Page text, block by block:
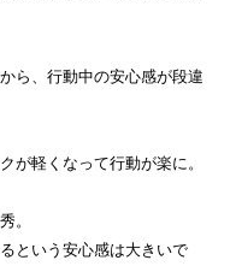
ら、行動中の安心感が段違
が軽くなって行動が楽に。
。
という安心感は大きいで